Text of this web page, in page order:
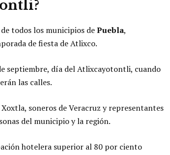
todos los municipios dePuebla,
de fiesta de Atlixco.
septiembre, día del Atlixcayotontli, cuando
las calles.
soneros de Veracruz y representantes
del municipio y la región.
hotelera superior al 80 por ciento